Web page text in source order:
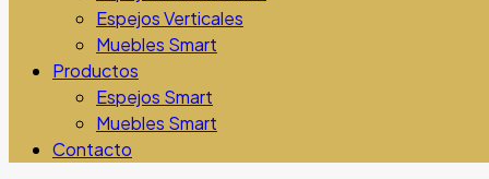
Espejos Verticales
Muebles Smart
Productos
Espejos Smart
Muebles Smart
Contacto